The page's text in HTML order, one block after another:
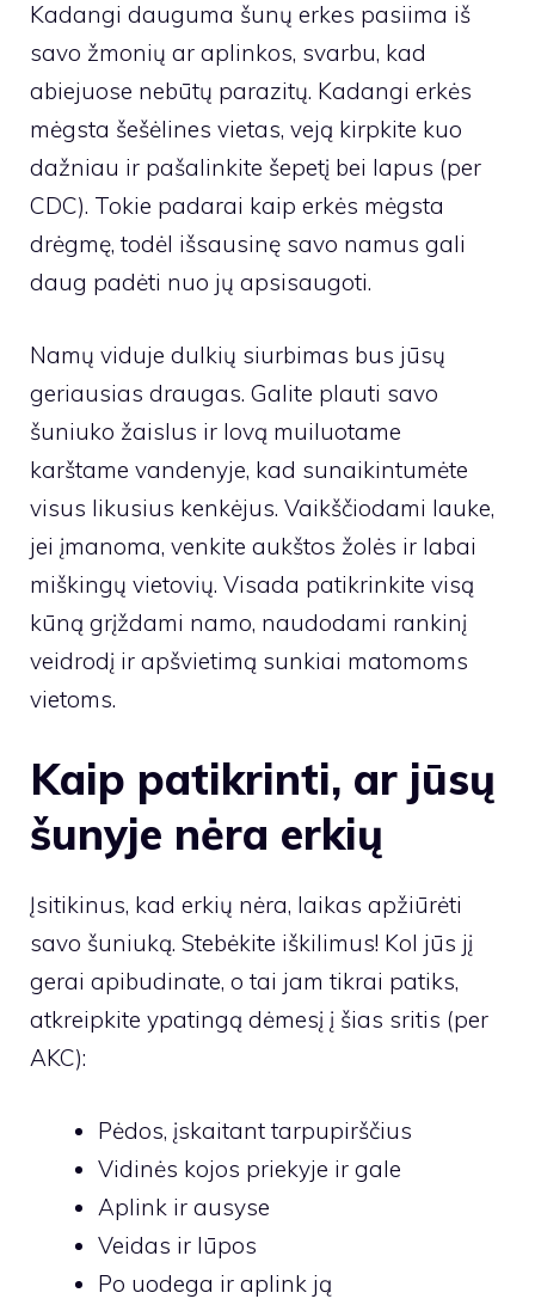
Kadangi dauguma šunų erkes pasiima iš
savo žmonių ar aplinkos, svarbu, kad
abiejuose nebūtų parazitų. Kadangi erkės
mėgsta šešėlines vietas, veją kirpkite kuo
dažniau ir pašalinkite šepetį bei lapus (per
CDC). Tokie padarai kaip erkės mėgsta
drėgmę, todėl išsausinę savo namus gali
daug padėti nuo jų apsisaugoti.
Namų viduje dulkių siurbimas bus jūsų
geriausias draugas. Galite plauti savo
šuniuko žaislus ir lovą muiluotame
karštame vandenyje, kad sunaikintumėte
visus likusius kenkėjus. Vaikščiodami lauke,
jei įmanoma, venkite aukštos žolės ir labai
miškingų vietovių. Visada patikrinkite visą
kūną grįždami namo, naudodami rankinį
veidrodį ir apšvietimą sunkiai matomoms
vietoms.
Kaip patikrinti, ar jūsų
šunyje nėra erkių
Įsitikinus, kad erkių nėra, laikas apžiūrėti
savo šuniuką. Stebėkite iškilimus! Kol jūs jį
gerai apibudinate, o tai jam tikrai patiks,
atkreipkite ypatingą dėmesį į šias sritis (per
AKC):
Pėdos, įskaitant tarpupirščius
Vidinės kojos priekyje ir gale
Aplink ir ausyse
Veidas ir lūpos
Po uodega ir aplink ją